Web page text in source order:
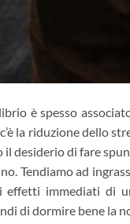
è spesso
la riduzione dello
il desiderio di fare
Tendiamo ad
effetti immediati di
di dormire bene la